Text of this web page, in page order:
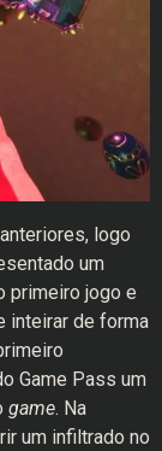
logo
um
primeiro jogo e
inteirar de forma
Game Pass um
game. Na
um infiltrado no